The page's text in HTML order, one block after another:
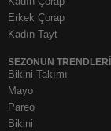
Erkek Çorap
Kadın Tayt
SEZONUN TRENDLERI
Bikini Takımı
Mayo
Pareo
Bikini